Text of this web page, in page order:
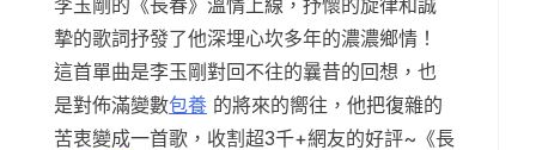
李玉剛的《長春》溫情上線，抒懷的旋律和誠
摯的歌詞抒發了他深埋心坎多年的濃濃鄉情！
這首單曲是李玉剛對回不往的曩昔的回想，也
是對佈滿變數包養 的將來的嚮往，他把復雜的
苦衷變成一首歌，收割超3千+網友的好評~《長